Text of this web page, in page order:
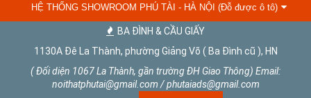
HỆ THỐNG SHOWROOM PHÚ TÀI - HÀ NỘI (Đỗ được ô tô)
BA ĐÌNH & CẦU GIẤY
1130A Đê La Thành, phường Giảng Võ ( Ba Đình cũ ), HN
( Đối diện 1067 La Thành, gần trường ĐH Giao Thông) Email:
noithatphutai@gmail.com / phutaiads@gmail.com